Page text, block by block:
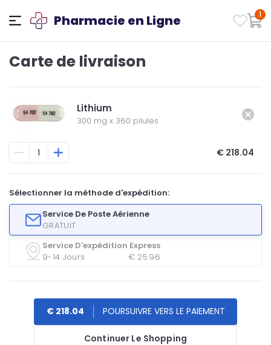
Pharmacie en Ligne 1
Carte de livraison
Lithium
300 mg x 360 pilules
€ 218.04
Sélectionner la méthode d'expédition:
Service De Poste Aérienne
GRATUIT
Service D'expédition Express
9-14 Jours
€ 25.96
Continuer Le Shopping
€ 218.04